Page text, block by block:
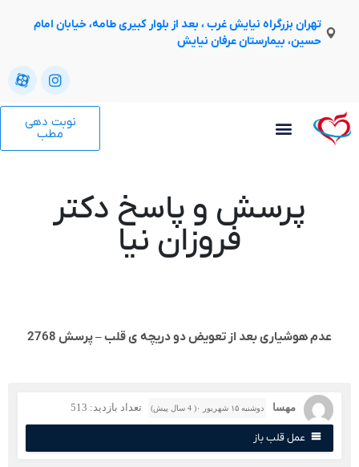
تهران بزرگراه نیایش غرب ، بعد از بلوار کبیری طامه، خیابان امام
حسین، بیمارستان عرفان نیایش
نوبت دهی
پرسش و پاسخ دکتر
فروزان نیا
هوشیاری بعد از تعویض دو دریچه ی قلب – پرسش 2768
مهسا دوشنبه ۱۵ شهریور ۰( 4 سال پیش) تعداد بازدید: 513
عمل قلب باز